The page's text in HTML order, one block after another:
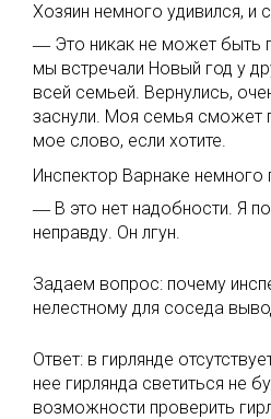
Хозяин немного удивился, и
― Это никак не может быть
мы встречали Новый год у
всей семьей. Вернулись,
заснули. Моя семья сможет
мое слово, если хотите.
Инспектор Варнаке
― В это нет надобности. Я
неправду. Он лгун.
Задаем вопрос: почему
нелестному для соседа
Ответ: в гирлянде
нее гирлянда светиться не
возможности проверить